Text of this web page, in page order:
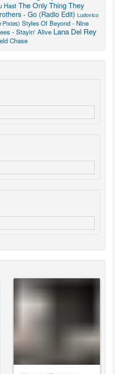
Hast The Only Thing They
- Go (Radio Edit) Ludovico
Pixies) Styles Of Beyond - Nine
- Stayin' Alive Lana Del Rey
Chase